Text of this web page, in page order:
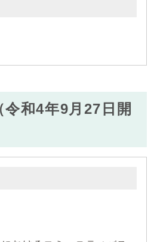
和4年9月27日開